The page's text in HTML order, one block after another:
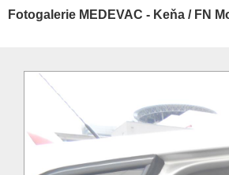
Fotogalerie MEDEVAC - Keňa / FN